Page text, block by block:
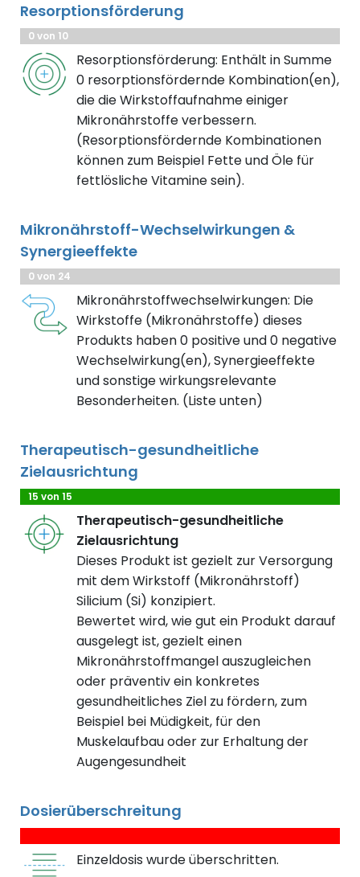
Resorptionsförderung
0 von 10
Resorptionsförderung: Enthält in Summe
0 resorptionsfördernde Kombination(en),
die die Wirkstoffaufnahme einiger
Mikronährstoffe verbessern.
(Resorptionsfördernde Kombinationen
können zum Beispiel Fette und Öle für
fettlösliche Vitamine sein).
Mikronährstoff-Wechselwirkungen &
Synergieeffekte
0 von 24
Mikronährstoffwechselwirkungen: Die
Wirkstoffe (Mikronährstoffe) dieses
Produkts haben 0 positive und 0 negative
Wechselwirkung(en), Synergieeffekte
und sonstige wirkungsrelevante
Besonderheiten. (Liste unten)
Therapeutisch-gesundheitliche
Zielausrichtung
15 von 15
Therapeutisch-gesundheitliche
Zielausrichtung
Dieses Produkt ist gezielt zur Versorgung
mit dem Wirkstoff (Mikronährstoff)
Silicium (Si) konzipiert.
Bewertet wird, wie gut ein Produkt darauf
ausgelegt ist, gezielt einen
Mikronährstoffmangel auszugleichen
oder präventiv ein konkretes
gesundheitliches Ziel zu fördern, zum
Beispiel bei Müdigkeit, für den
Muskelaufbau oder zur Erhaltung der
Augengesundheit
Dosierüberschreitung
Einzeldosis wurde überschritten.